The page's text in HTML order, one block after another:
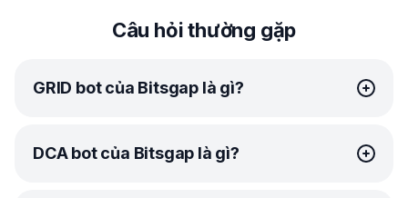
Câu hỏi thường gặp
GRID bot của Bitsgap là gì?
GRID bot
của Bitsgap là một công cụ giao dịch tự động
nâng cao sử dụngchiến thuật giao dịch GRID
. Bằng cách
DCA bot của Bitsgap là gì?